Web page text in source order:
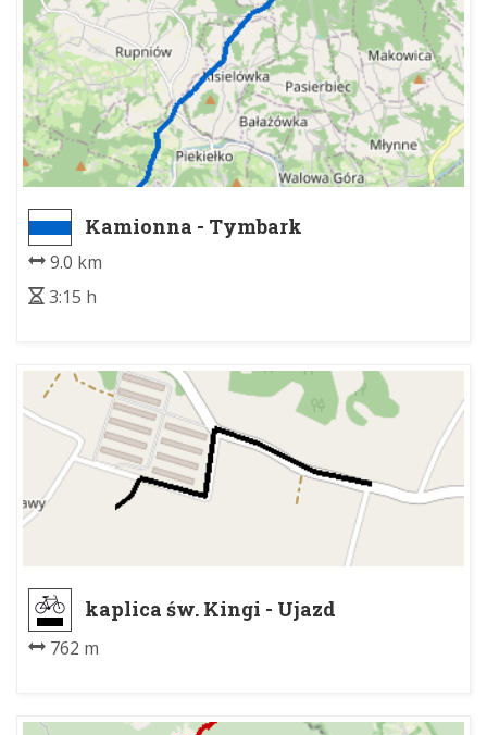
Kamionna - Tymbark
9.0 km
3:15 h
kaplica św. Kingi - Ujazd
762 m